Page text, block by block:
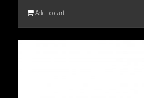
Add to cart